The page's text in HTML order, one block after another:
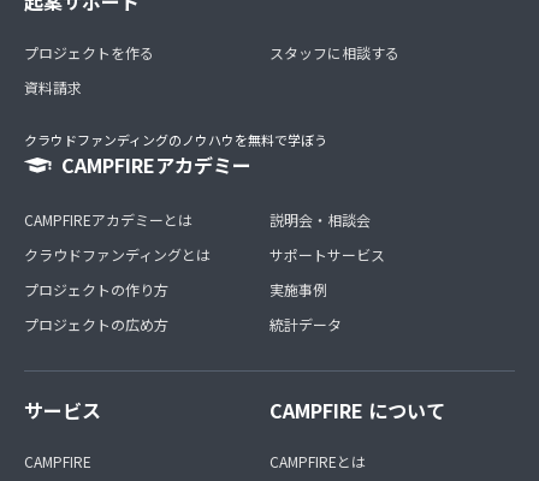
プロジェクトを作る
資料請求
スタッフに相談する
クラウドファンディングのノウハウを無料で学ぼう
CAMPFIREアカデミー
CAMPFIREアカデミーとは
クラウドファンディングとは
プロジェクトの作り方
プロジェクトの広め方
説明会・相談会
サポートサービス
実施事例
統計データ
サービス
CAMPFIRE
CAMPFIRE について
CAMPFIREとは